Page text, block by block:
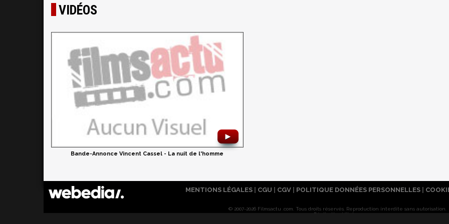
VIDÉOS
►
Bande-Annonce Vincent Cassel - La nuit de l'homme
MENTIONS LÉGALES CGU CGV POLITIQUE DONNÉES PERSONNELLES
© 2007-2026 Filmsactu .com. Tous droits réservés. Reproduction interdite sans autorisation.
Réalisation Vitalyn